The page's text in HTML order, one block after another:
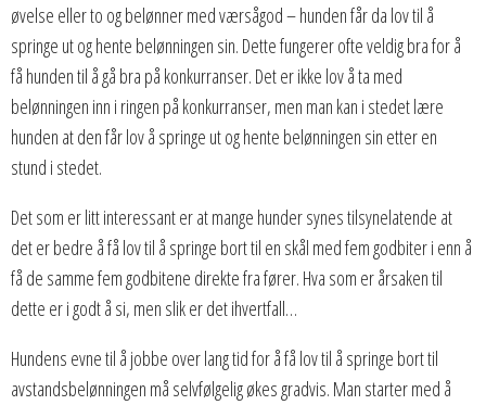
øvelse eller to og belønner med værsågod – hunden får da lov til å
springe ut og hente belønningen sin. Dette fungerer ofte veldig bra for å
få hunden til å gå bra på konkurranser. Det er ikke lov å ta med
belønningen inn i ringen på konkurranser, men man kan i stedet lære
hunden at den får lov å springe ut og hente belønningen sin etter en
stund i stedet.
Det som er litt interessant er at mange hunder synes tilsynelatende at
det er bedre å få lov til å springe bort til en skål med fem godbiter i enn å
få de samme fem godbitene direkte fra fører. Hva som er årsaken til
dette er i godt å si, men slik er det ihvertfall…
Hundens evne til å jobbe over lang tid for å få lov til å springe bort til
avstandsbelønningen må selvfølgelig økes gradvis. Man starter med å